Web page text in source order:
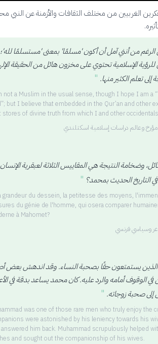
الغربيين من مختلف الثقافات والأزمنة عن النبي
الرغم من أنني آمل أن أكون 'مسلمًا' بمعنى 'مستسلمًا لله'؛
للرؤية الإسلامية تحتوي على مخزون هائل من الحقيقة
تعلم الكثير منها. "
not a Muslim in the usual sense, though I hope I am a
but I believe that embedded in the Qur’an and other
stores of divine truth from which I and other
مؤرخ وعالم دراسات إسلامية اسكتلندي
وضخامة النتيجة هي المقاييس الثلاثة لعبقرية
التاريخ الحديث بمحمد؟ "
grandeur du dessein, la petitesse des moyens,
du génie de l'homme, qui osera comparer
à Mahomet?
وسياسي فرنسي
الذين يستمتعون حقًا بصحبة النساء. وقد اندهش بعض
الوقوف أمامه والرد عليه. كان محمد يساعد بدقة في
إلى صحبة زوجاته. "
was one of those rare men who truly enjoy the
were astonished by his leniency towards his
him back. Muhammad scrupulously helped
and sought out the companionship of his wives.